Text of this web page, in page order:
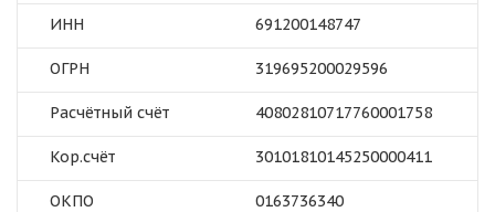
ИНН 691200148747
ОГРН 319695200029596
Расчётный счёт 40802810717760001758
Кор.счёт 30101810145250000411
ОКПО 0163736340